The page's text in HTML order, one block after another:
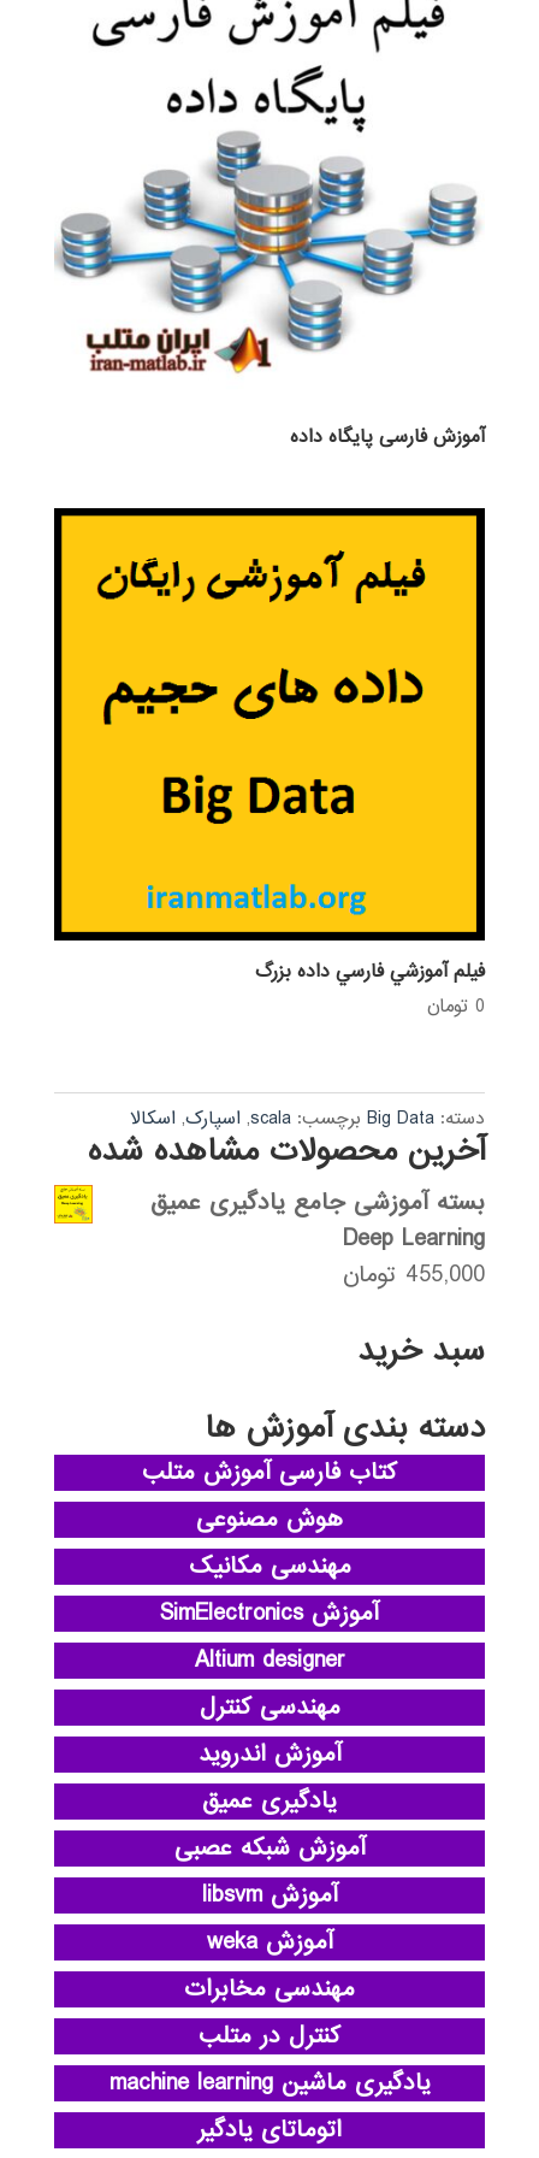
آموزش فارسی پایگاه داده
فيلم آموزشي فارسي داده بزرگ
0 تومان
دسته: Big Data برچسب: scala
, اسپارک, اسکالا
آخرین محصولات مشاهده شده
بسته آموزشی جامع یادگیری عمیق
Deep Learning
455,000 تومان
سبد خرید
دسته بندی آموزش ها
کتاب فارسی آموزش متلب
هوش مصنوعی
مهندسی مکانیک
آموزش SimElectronics
Altium designer
مهندسی کنترل
آموزش اندروید
یادگیری عمیق
آموزش شبکه عصبی
آموزش libsvm
آموزش weka
مهندسی مخابرات
کنترل در متلب
یادگیری ماشین machine learning
اتوماتای یادگیر